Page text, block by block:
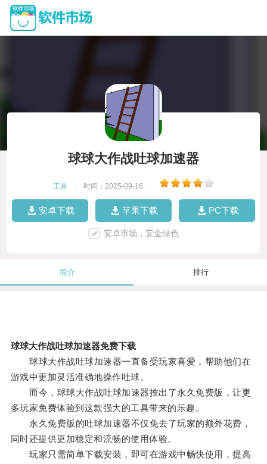
球球大作战吐球加速器
工具 时间：2025-09-16
安卓下载 苹果下载 PC下载
安卓市场，安全绿色
简介 排行
球球大作战吐球加速器免费下载
球球大作战吐球加速器一直备受玩家喜爱，帮助他们在
游戏中更加灵活准确地操作吐球。
而今，球球大作战吐球加速器推出了永久免费版，让更
多玩家免费体验到这款强大的工具带来的乐趣。
永久免费版的吐球加速器不仅免去了玩家的额外花费，
同时还提供更加稳定和流畅的使用体验。
玩家只需简单下载安装，即可在游戏中畅快使用，提高